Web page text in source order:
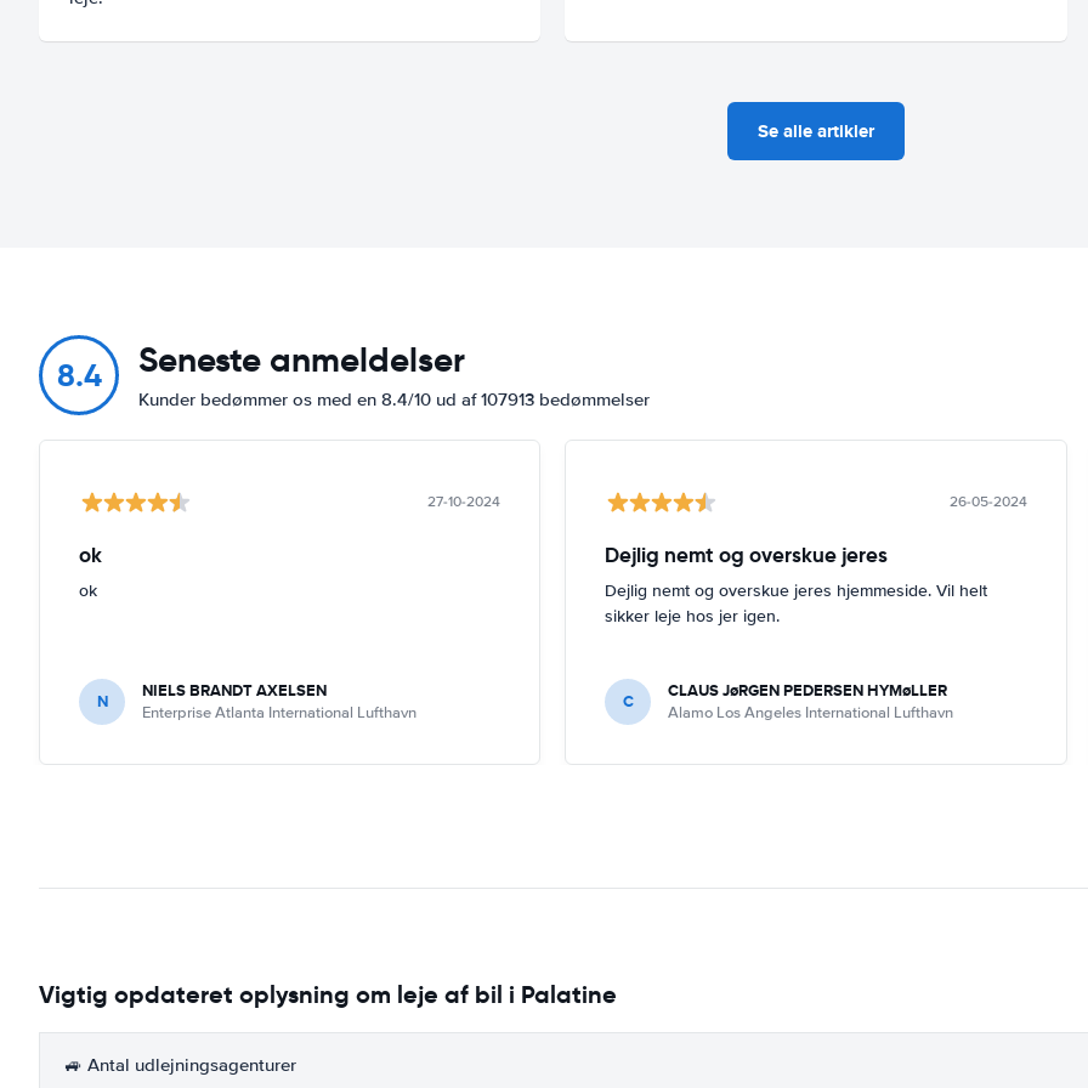
Se alle artikler
8.4 Seneste anmeldelser
Kunder bedømmer os med en 8.4/10 ud af 107913 bedømmelser
27-10-2024
ok
ok
N NIELS BRANDT AXELSEN
Enterprise Atlanta International Lufthavn
26-05-2024
Dejlig nemt og overskue jeres
Dejlig nemt og overskue jeres hjemmeside. Vil helt
sikker leje hos jer igen.
C CLAUS JøRGEN PEDERSEN HYMøLLER
Alamo Los Angeles International Lufthavn
Vigtig opdateret oplysning om leje af bil i Palatine
🚙 Antal udlejningsagenturer